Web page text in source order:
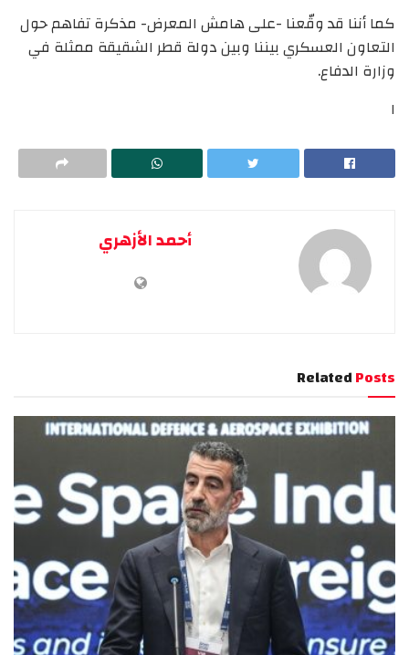
كما أننا قد وقّعنا -على هامش المعرض- مذكرة تفاهم حول
التعاون العسكري بيننا وبين دولة قطر الشقيقة ممثلة في
وزارة الدفاع.
ا
أحمد الأزهري
RelatedPosts